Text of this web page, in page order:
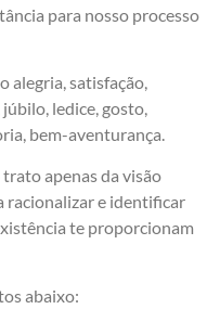
para nosso processo
alegria, satisfação,
ledice, gosto,
bem-aventurança.
apenas da visão
racionalizar e identificar
te proporcionam
abaixo: